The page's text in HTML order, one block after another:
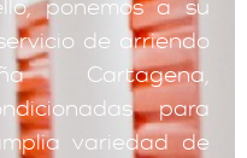
ponemos a su
de arriendo
Cartagena,
para
variedad de